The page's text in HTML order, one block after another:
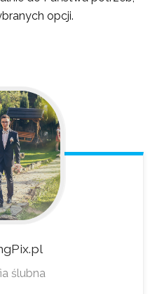
opcji.
ślubna